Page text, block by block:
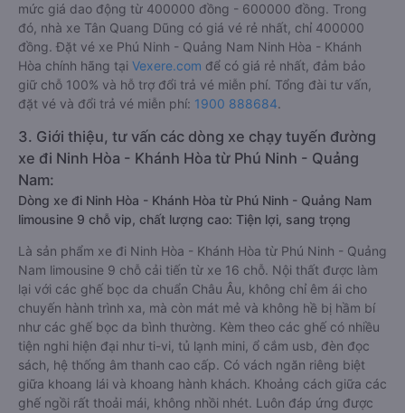
mức giá dao động từ 400000 đồng - 600000 đồng. Trong
đó, nhà xe Tân Quang Dũng có giá vé rẻ nhất, chỉ 400000
đồng. Đặt vé xe Phú Ninh - Quảng Nam Ninh Hòa - Khánh
Hòa chính hãng tại Vexere.com để có giá rẻ nhất, đảm bảo
giữ chỗ 100% và hỗ trợ đổi trả vé miễn phí. Tổng đài tư vấn,
đặt vé và đổi trả vé miễn phí: 1900 888684.
3. Giới thiệu, tư vấn các dòng xe chạy tuyến đường
xe đi Ninh Hòa - Khánh Hòa từ Phú Ninh - Quảng
Nam:
Dòng xe đi Ninh Hòa - Khánh Hòa từ Phú Ninh - Quảng Nam
limousine 9 chỗ vip, chất lượng cao: Tiện lợi, sang trọng
Là sản phẩm xe đi Ninh Hòa - Khánh Hòa từ Phú Ninh - Quảng
Nam limousine 9 chỗ cải tiến từ xe 16 chỗ. Nội thất được làm
lại với các ghế bọc da chuẩn Châu Âu, không chỉ êm ái cho
chuyến hành trình xa, mà còn mát mẻ và không hề bị hầm bí
như các ghế bọc da bình thường. Kèm theo các ghế có nhiều
tiện nghi hiện đại như ti-vi, tủ lạnh mini, ổ cắm usb, đèn đọc
sách, hệ thống âm thanh cao cấp. Có vách ngăn riêng biệt
giữa khoang lái và khoang hành khách. Khoảng cách giữa các
ghế ngồi rất thoải mái, không nhồi nhét. Luôn đáp ứng được